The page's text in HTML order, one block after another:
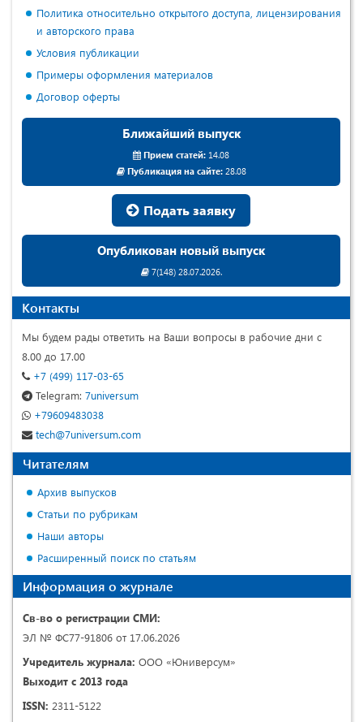
Политика относительно открытого доступа, лицензирования
и авторского права
Условия публикации
Примеры оформления материалов
Договор оферты
Ближайший выпуск
Прием статей: 14.08
Публикация на сайте:28.08
Подать заявку
Опубликован новый выпуск
7(148) 28.07.2026.
Контакты
Мы будем рады ответить на Ваши вопросы в рабочие дни с
8.00 до 17.00
+7 (499) 117-03-65
Telegram: 7universum
+79609483038
tech@7universum.com
Читателям
Архив выпусков
Статьи по рубрикам
Наши авторы
Расширенный поиск по статьям
Информация о журнале
Св-во о регистрации СМИ:
ЭЛ № ФС77-91806 от 17.06.2026
Учредитель журнала: ООО «Юниверсум»
Выходит с 2013 года
ISSN: 2311-5122